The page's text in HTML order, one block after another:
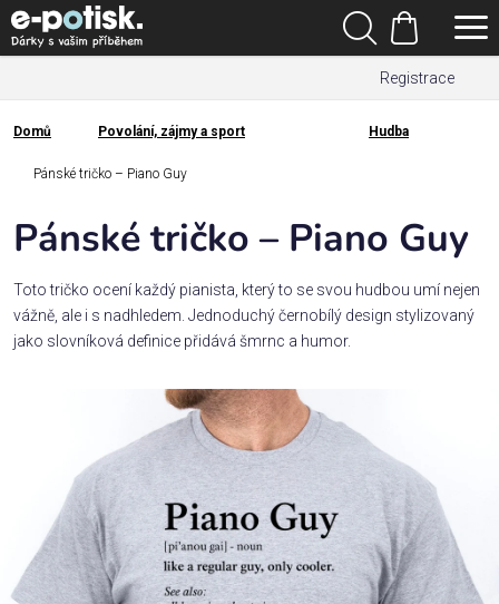
Přejít
na
obsah
Registrace
Hledat
Nákupní
košík
Kategorie
Dárek
Rodina
/
Příležitosti
Domů
Domů Povolání, zájmy a sport Hudba
Pánské tričko – Piano Guy
Pánské tričko – Piano Guy
Toto tričko ocení každý pianista, který to se svou hudbou umí nejen
vážně, ale i s nadhledem. Jednoduchý černobílý design stylizovaný
jako slovníková definice přidává šmrnc a humor.